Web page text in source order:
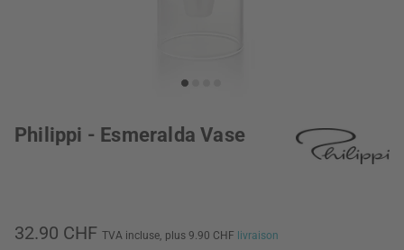
Philippi - Esmeralda Vase
32.90 CHF TVA incluse, plus 9.90 CHF livraison